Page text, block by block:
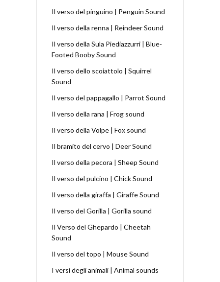
Il verso del pinguino | Penguin Sound
Il verso della renna | Reindeer Sound
Il verso della Sula Piediazzurri | Blue-
Footed Booby Sound
Il verso dello scoiattolo | Squirrel
Sound
Il verso del pappagallo | Parrot Sound
Il verso della rana | Frog sound
Il verso della Volpe | Fox sound
Il bramito del cervo | Deer Sound
Il verso della pecora | Sheep Sound
Il verso del pulcino | Chick Sound
Il verso della giraffa | Giraffe Sound
Il verso del Gorilla | Gorilla sound
Il Verso del Ghepardo | Cheetah
Sound
Il verso del topo | Mouse Sound
I versi degli animali | Animal sounds